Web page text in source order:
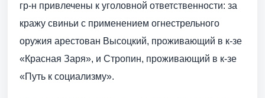
гр-н привлечены к уголовной ответственности: за
кражу свиньи с применением огнестрельного
оружия арестован Высоцкий, проживающий в к-зе
«Красная Заря», и Стропин, проживающий в к-зе
«Путь к социализму».